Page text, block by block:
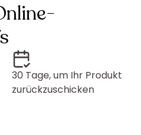
30 Tage, um Ihr Produkt
zurückzuschicken